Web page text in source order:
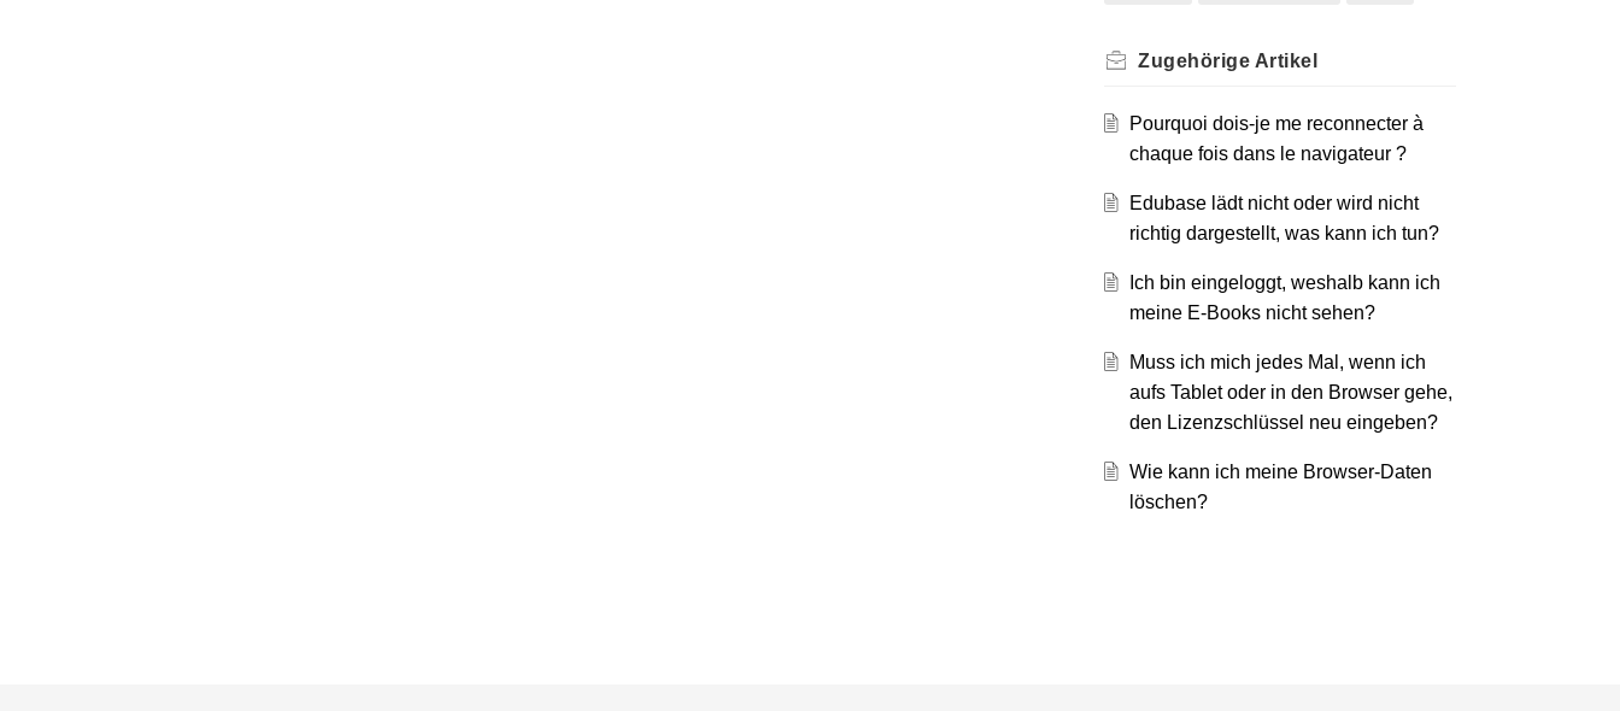
Zugehörige Artikel
Pourquoi dois-je me reconnecter à
chaque fois dans le navigateur ?
Edubase lädt nicht oder wird nicht
richtig dargestellt, was kann ich tun?
Ich bin eingeloggt, weshalb kann ich
meine E-Books nicht sehen?
Muss ich mich jedes Mal, wenn ich
aufs Tablet oder in den Browser gehe,
den Lizenzschlüssel neu eingeben?
Wie kann ich meine Browser-Daten
löschen?